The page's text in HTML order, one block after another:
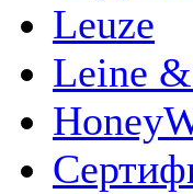
Leuze
Leine